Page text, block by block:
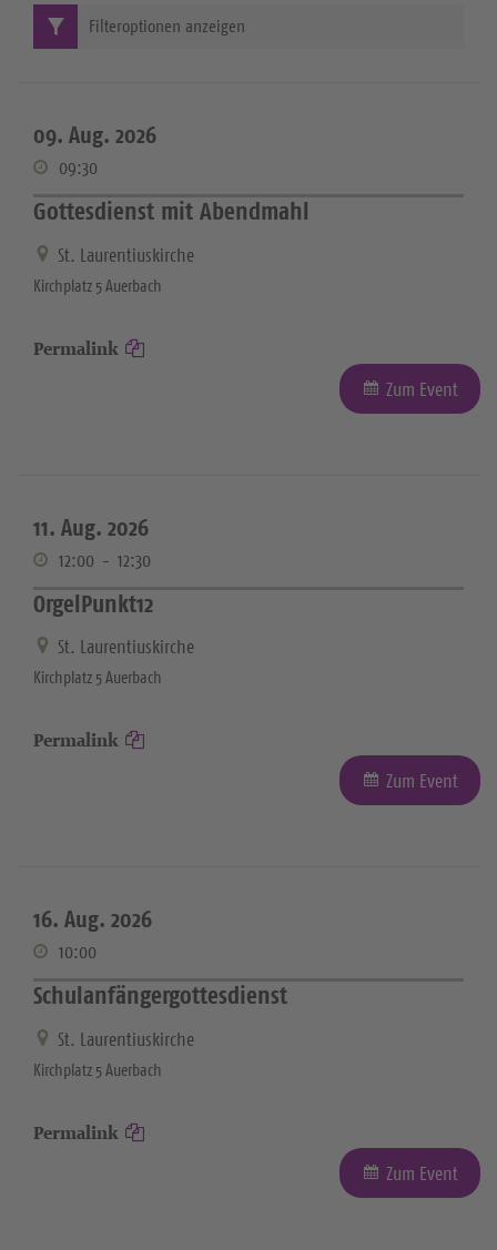
09. Aug. 2026
09:30
Gottesdienst mit Abendmahl
St. Laurentiuskirche
Kirchplatz 5 Auerbach
Permalink
Zum Event
11. Aug. 2026
12:00 - 12:30
OrgelPunkt12
St. Laurentiuskirche
Kirchplatz 5 Auerbach
Permalink
Zum Event
16. Aug. 2026
10:00
Schulanfängergottesdienst
St. Laurentiuskirche
Kirchplatz 5 Auerbach
Permalink
Zum Event
Filteroptionen anzeigen